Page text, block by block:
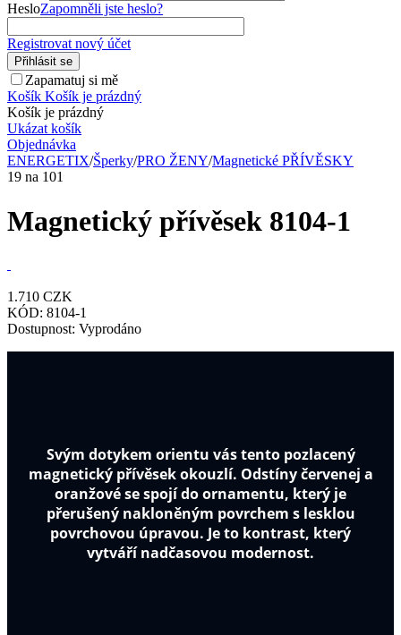
HesloZapomněli jste heslo?
Registrovat nový účet
Přihlásit se
Zapamatuj si mě
Košík Košík je prázdný
Košík je prázdný
Ukázat košík
Objednávka
ENERGETIX/Šperky/PRO ŽENY/Magnetické PŘÍVĚSKY
19 na 101
Magnetický přívěsek 8104-1
1.710 CZK
KÓD: 8104-1
Dostupnost: Vyprodáno
Svým dotykem orientu vás tento pozlacený
magnetický přívěsek okouzlí. Odstíny červenej a
oranžové se spojí do ornamentu, který je
přerušený nakloněným povrchem s lesklou
povrchovou úpravou. Je to kontrast, který
vytváří nadčasovou modernost.